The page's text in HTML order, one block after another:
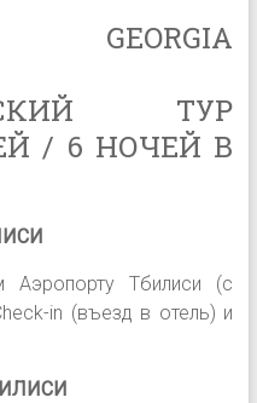
GEORGIA
ТУР
/ 6 НОЧЕЙ В
Аэропорту Тбилиси (с
in (въезд в отель) и